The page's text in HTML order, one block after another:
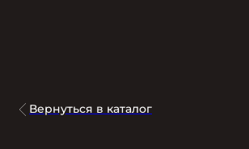
Вернуться в каталог